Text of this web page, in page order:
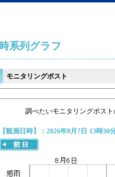
時系列グラフ
モニタリングポスト
調べたいモニタリングポス
【観測日時】：2026年8月7日 13時30